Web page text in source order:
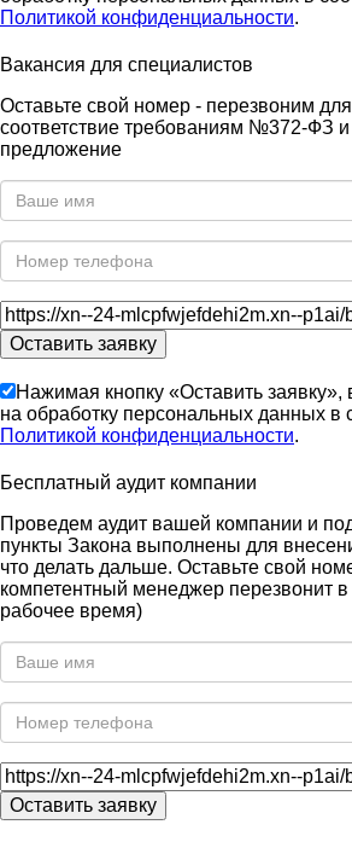
Политикой конфиденциальности.
Вакансия для специалистов
Оставьте свой номер - перезвоним
соответствие требованиям №372-ФЗ
предложение
Нажимая кнопку «Оставить заявку»,
на обработку персональных данных в
Политикой конфиденциальности.
Бесплатный аудит компании
Проведем аудит вашей компании и
пункты Закона выполнены для
что делать дальше. Оставьте свой
компетентный менеджер перезвонит в
рабочее время)